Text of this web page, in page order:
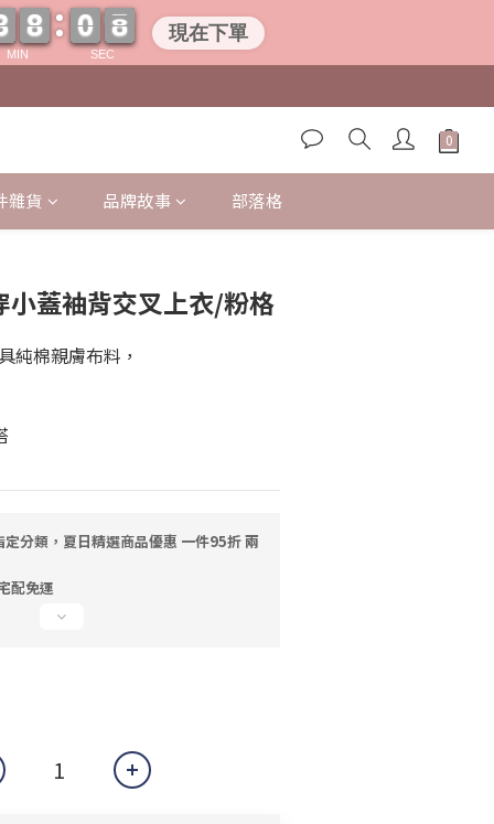
雜貨 品牌故事 部落格
蓋袖背交叉上衣/粉格
純棉親膚布料，
分類，夏日精選商品優惠 一件95折 兩
配免運
MIN
8
8
8
8
SEC
0
0
0
0 0
0
7
7
7
7 現在下單